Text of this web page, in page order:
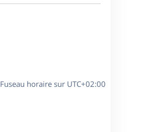
Fuseau horaire sur UTC+02:00